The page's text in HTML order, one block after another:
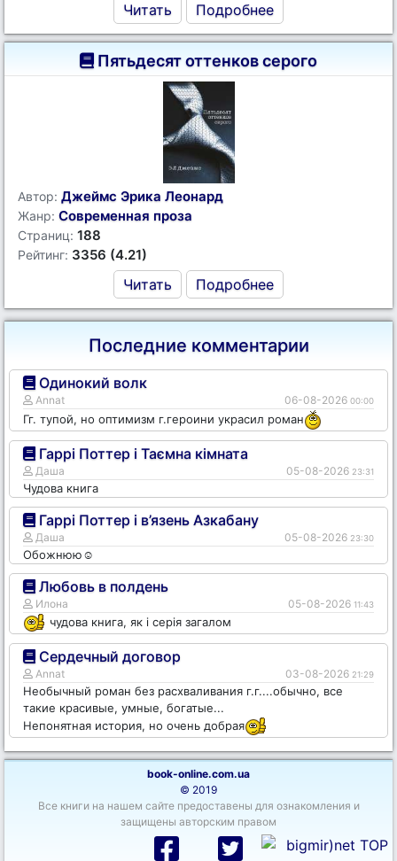
Читать Подробнее
Пятьдесят оттенков серого
Автор: Джеймс Эрика Леонард
Жанр: Современная проза
Страниц: 188
Рейтинг: 3356 (4.21)
Читать Подробнее
Последние комментарии
Одинокий волк
Annat 06-08-2026 00:00
Гг. тупой, но оптимизм г.героини украсил роман
Гаррі Поттер і Таємна кімната
Даша 05-08-2026 23:31
Чудова книга
Гаррі Поттер і в’язень Азкабану
Даша 05-08-2026 23:30
Обожнюю☺️
Любовь в полдень
Илона 05-08-2026 11:43
чудова книга, як і серія загалом
Сердечный договор
Annat 03-08-2026 21:29
Необычный роман без расхваливания г.г....обычно, все
такие красивые, умные, богатые...
Непонятная история, но очень добрая
book-online.com.ua
© 2019
Все книги на нашем сайте предоставены для ознакомления и
защищены авторским правом